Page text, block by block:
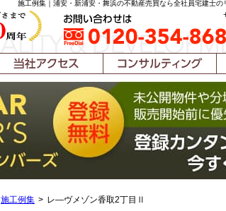
施工例集｜浦安・新浦安・舞浜の不動産売買なら全社員宅建士の
施工例集 レ―ヴメゾン香取2丁目Ⅱ